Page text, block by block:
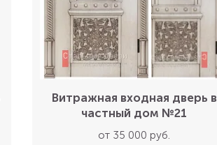
Витражная входная дверь в
частный дом №21
от 35 000 руб.